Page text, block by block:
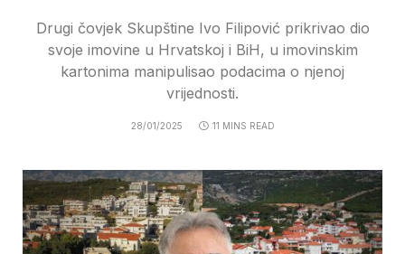
Drugi čovjek Skupštine Ivo Filipović prikrivao dio
svoje imovine u Hrvatskoj i BiH, u imovinskim
kartonima manipulisao podacima o njenoj
vrijednosti.
28/01/2025 11 MINS READ